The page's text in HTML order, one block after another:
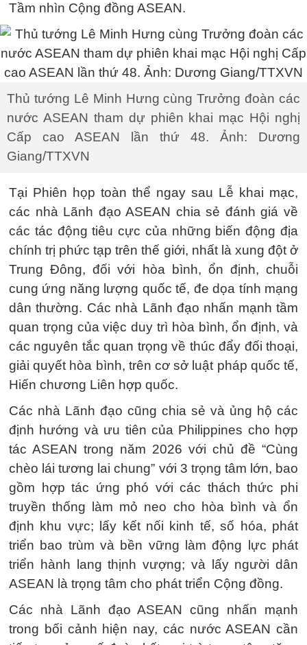
Tầm nhìn Cộng đồng ASEAN.
Thủ tướng Lê Minh Hưng cùng Trưởng đoàn các
nước ASEAN tham dự phiên khai mạc Hội nghị
Cấp cao ASEAN lần thứ 48. Ảnh: Dương
Giang/TTXVN
Tại Phiên họp toàn thể ngay sau Lễ khai mạc,
các nhà Lãnh đạo ASEAN chia sẻ đánh giá về
các tác động tiêu cực của những biến động địa
chính trị phức tạp trên thế giới, nhất là xung đột ở
Trung Đông, đối với hòa bình, ổn định, chuỗi
cung ứng năng lượng quốc tế, đe dọa tính mạng
dân thường. Các nhà Lãnh đạo nhấn mạnh tầm
quan trọng của việc duy trì hòa bình, ổn định, và
các nguyên tắc quan trọng về thúc đẩy đối thoại,
giải quyết hòa bình, trên cơ sở luật pháp quốc tế,
Hiến chương Liên hợp quốc.
Các nhà Lãnh đạo cũng chia sẻ và ủng hộ các
định hướng và ưu tiên của Philippines cho hợp
tác ASEAN trong năm 2026 với chủ đề “Cùng
chèo lái tương lai chung” với 3 trọng tâm lớn, bao
gồm hợp tác ứng phó với các thách thức phi
truyền thống làm mỏ neo cho hòa bình và ổn
định khu vực; lấy kết nối kinh tế, số hóa, phát
triển bao trùm và bền vững làm động lực phát
triển hành lang thịnh vượng; và lấy người dân
ASEAN là trọng tâm cho phát triển Cộng đồng.
Các nhà Lãnh đạo ASEAN cũng nhấn mạnh
trong bối cảnh hiện nay, các nước ASEAN cần